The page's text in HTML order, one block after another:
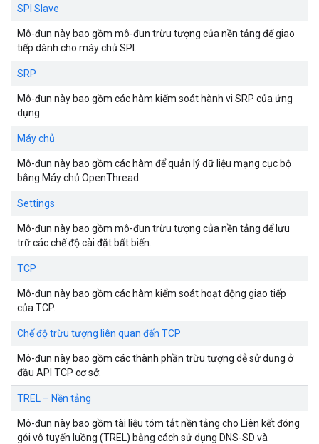
SPI Slave
Mô-đun này bao gồm mô-đun trừu tượng của nền tảng để giao
tiếp dành cho máy chủ SPI.
SRP
Mô-đun này bao gồm các hàm kiểm soát hành vi SRP của ứng
dụng.
Máy chủ
Mô-đun này bao gồm các hàm để quản lý dữ liệu mạng cục bộ
bằng Máy chủ OpenThread.
Settings
Mô-đun này bao gồm mô-đun trừu tượng của nền tảng để lưu
trữ các chế độ cài đặt bất biến.
TCP
Mô-đun này bao gồm các hàm kiểm soát hoạt động giao tiếp
của TCP.
Chế độ trừu tượng liên quan đến TCP
Mô-đun này bao gồm các thành phần trừu tượng dễ sử dụng ở
đầu API TCP cơ sở.
TREL – Nền tảng
Mô-đun này bao gồm tài liệu tóm tắt nền tảng cho Liên kết đóng
gói vô tuyến luồng (TREL) bằng cách sử dụng DNS-SD và